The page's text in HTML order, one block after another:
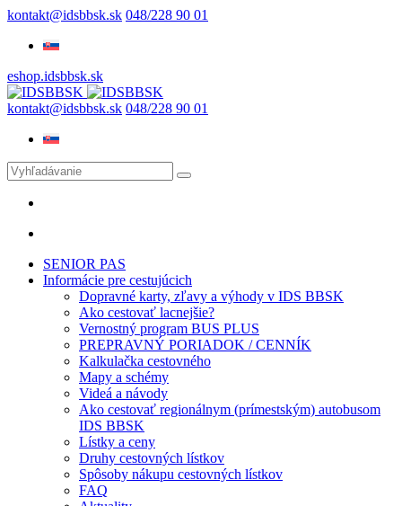
kontakt@idsbbsk.sk 048/228 90 01
eshop.idsbbsk.sk
kontakt@idsbbsk.sk 048/228 90 01
SENIOR PAS
Informácie pre cestujúcich
Dopravné karty, zľavy a výhody v IDS BBSK
Ako cestovať lacnejšie?
Vernostný program BUS PLUS
PREPRAVNÝ PORIADOK / CENNÍK
Kalkulačka cestovného
Mapy a schémy
Videá a návody
Ako cestovať regionálnym (prímestským) autobusom
IDS BBSK
Lístky a ceny
Druhy cestovných lístkov
Spôsoby nákupu cestovných lístkov
FAQ